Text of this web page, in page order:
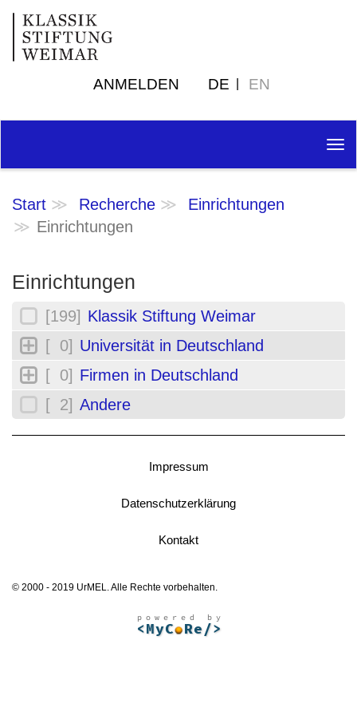
ANMELDEN DE EN
Start Recherche
Einrichtungen
Einrichtungen
Einrichtungen
[199] Klassik Stiftung Weimar
[ 0] Universität in Deutschland
[ 0] Firmen in Deutschland
[ 2] Andere
Impressum
Datenschutzerklärung
Kontakt
© 2000 - 2019 UrMEL. Alle Rechte vorbehalten.